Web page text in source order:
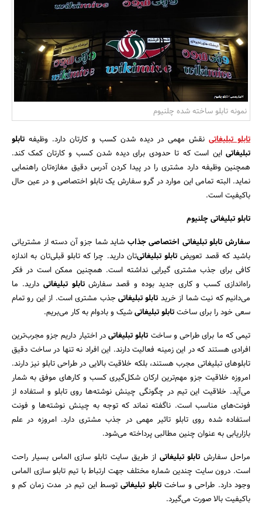
مسکن و ساختمان
جستجو
نمونه تابلو ساخته شده چلنیوم
تابلو تبلیغاتی نقش مهمی در دیده شدن کسب و کارتان دارد. وظیفه تابلو
تبلیغاتی این است که تا حدودی برای دیده شدن کسب و کارتان کمک کند.
همچنین وظیفه دارد مشتری را در پیدا کردن آدرس دقیق مغازه‌تان راهنمایی
نماید. البته تمامی این موارد در گرو سفارش یک تابلو اختصاصی و در عین حال
باکیفیت است.
تابلو تبلیغاتی چلنیوم
سفارش تابلو تبلیغاتی اختصاصی جذاب شاید شما جزو آن دسته از مشتریانی
باشید که قصد تعویض تابلو تبلیغاتی‌تان دارید. چرا که تابلو قبلی‌تان به اندازه
کافی برای جذب مشتری‌ گیرایی نداشته است. همچنین ممکن است در فکر
راه‌اندازی کسب و کاری جدید بوده و قصد سفارشتابلو تبلیغاتی دارید. ما
می‌دانیم که نیت شما از خرید تابلو تبلیغاتی جذب مشتری است. از این رو تمام
سعی خود را برای ساختتابلو تبلیغاتیشیک و بادوام به کار می‌بریم.
تیمی که ما برای طراحی و ساخت تابلو تبلیغاتیدر اختیار داریم جزو مجرب‌ترین
افرادی هستند که در این زمینه فعالیت دارند. این افراد نه تنها در ساخت دقیق
تابلوهای تبلیغاتی مجرب هستند، بلکه خلاقیت بالایی در طراحی تابلو نیز دارند.
امروزه خلاقیت جزو مهم‌ترین ارکان شکل‌گیری کسب و کارهای موفق به شمار
می‌آید. خلاقیت این تیم در چگونگی چینش نوشته‌ها روی تابلو و استفاده از
فونت‌های مناسب است. ناگفته نماند که توجه به چینش نوشته‌ها و فونت
استفاده شده روی تابلو تاثیر مهمی در جذب مشتری دارد. امروزه در علم
بازاریابی به عنوان چنین مطالبی پرداخته می‌شود.
مراحل سفارش تابلو تبلیغاتی از طریق سایت تابلو سازی الماس بسیار راحت
است. درون سایت چندین شماره مختلف جهت ارتباط با تیم تابلو سازی الماس
وجود دارد. طراحی و ساختتابلو تبلیغاتیتوسط این تیم در مدت زمان کم و
باکیفیت بالا صورت می‌گیرد.